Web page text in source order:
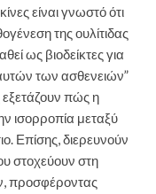
είναι γνωστό ότι
της ουλίτιδας
ως βιοδείκτες για
των ασθενειών”
πώς η
ισορροπία μεταξύ
Επίσης, διερευνούν
στοχεύουν στη
προσφέροντας